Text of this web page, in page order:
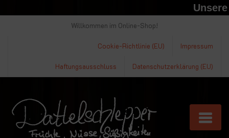
Unsere
Willkommen im Online-Shop!
Impressum
Cookie-Richtlinie (EU)
Datenschutzerklärung (EU)
Haftungsausschluss